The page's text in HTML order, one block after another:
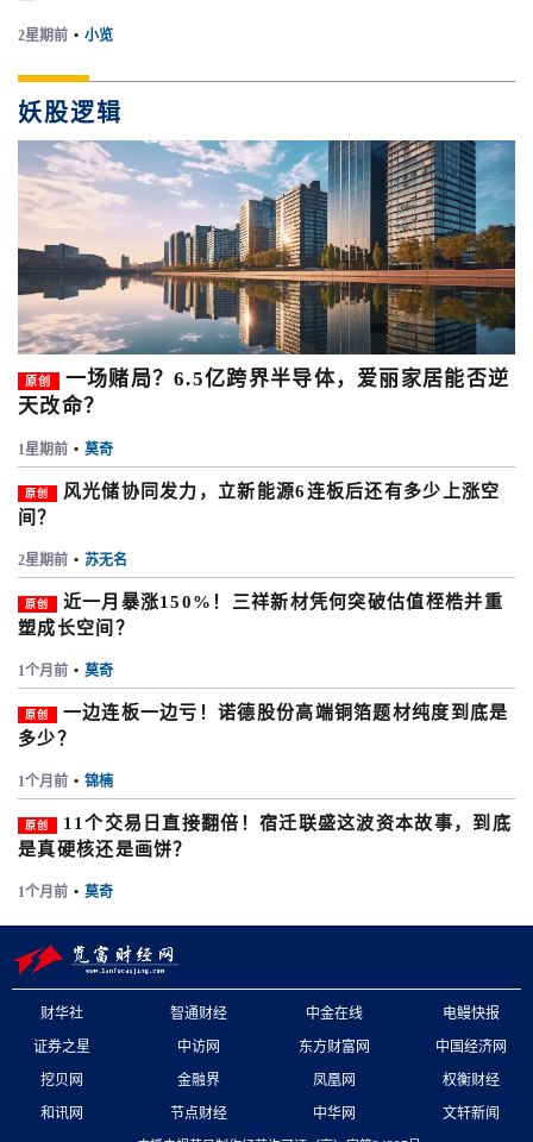
2星期前 • 小览
妖股逻辑
原创
一场赌局？6.5亿跨界半导体，爱丽家居能否逆
天改命？
1星期前 • 莫奇
原创
风光储协同发力，立新能源6连板后还有多少上涨空
间？
2星期前 • 苏无名
原创
近一月暴涨150%！三祥新材凭何突破估值桎梏并重
塑成长空间？
1个月前 • 莫奇
原创
一边连板一边亏！诺德股份高端铜箔题材纯度到底是
多少？
1个月前 • 锦楠
原创
11个交易日直接翻倍！宿迁联盛这波资本故事，到底
是真硬核还是画饼？
1个月前 • 莫奇
财华社 智通财经 中金在线
电鳗快报
证券之星
中访网 东方财富网
中国经济网
挖贝网
金融界 凤凰网
权衡财经
和讯网
节点财经 中华网 文轩新闻